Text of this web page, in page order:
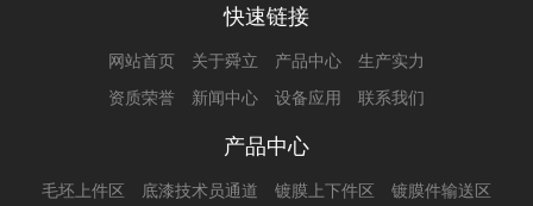
快速链接
网站首页 关于舜立 产品中心
生产实力
资质荣誉
新闻中心 设备应用 联系我们
产品中心
毛坯上件区 底漆技术员通道 镀膜上下件区 镀膜件输送区